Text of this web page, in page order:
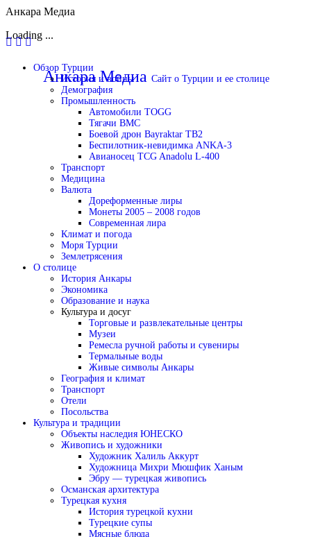
Анкара Медиа
Loading ...
содержимомуАнкара Медиа Сайт о Турции и ее столице
Обзор Турции
История и войны
Демография
Промышленность
Автомобили TOGG
Тягачи BMC
Боевой дрон Bayraktar TB2
Беспилотник-невидимка ANKA-3
Авианосец TCG Anadolu L-400
Транспорт
Медицина
Валюта
Дореформенные лиры
Монеты 2005 – 2008 годов
Современная лира
Климат и погода
Моря Турции
Землетрясения
О столице
История Анкары
Экономика
Образование и наука
Культура и досуг
Торговые и развлекательные центры
Музеи
Ремесла ручной работы и сувениры
Термальные воды
Живые символы Анкары
География и климат
Транспорт
Отели
Посольства
Культура и традиции
Объекты наследия ЮНЕСКО
Живопись и художники
Художник Халиль Аккурт
Художница Михри Мюшфик Ханым
Эбру — турецкая живопись
Османская архитектура
Турецкая кухня
История турецкой кухни
Турецкие супы
Мясные блюда